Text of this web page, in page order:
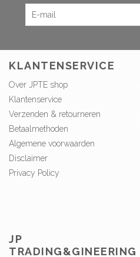
KLANTENSERVICE
Over JPTE shop
Klantenservice
Verzenden & retourneren
Betaalmethoden
Algemene voorwaarden
Disclaimer
Privacy Policy
JP
TRADING&GINEERING